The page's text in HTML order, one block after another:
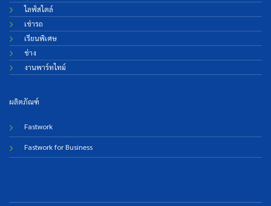
ไลฟ์สไตล์
เช่ารถ
เรียนพิเศษ
ช่าง
งานพาร์ทไทม์
ผลิตภัณฑ์
Fastwork
Fastwork for Business